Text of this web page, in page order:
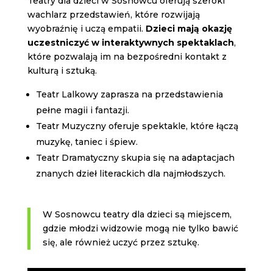
wachlarz przedstawień, które rozwijają
wyobraźnię i uczą empatii. Dzieci mają okazję
uczestniczyć w interaktywnych spektaklach,
które pozwalają im na bezpośredni kontakt z
kulturą i sztuką.
Teatr Lalkowy zaprasza na przedstawienia
pełne magii i fantazji.
Teatr Muzyczny oferuje spektakle, które łączą
muzykę, taniec i śpiew.
Teatr Dramatyczny skupia się na adaptacjach
znanych dzieł literackich dla najmłodszych.
W Sosnowcu teatry dla dzieci są miejscem,
gdzie młodzi widzowie mogą nie tylko bawić
się, ale również uczyć przez sztukę.